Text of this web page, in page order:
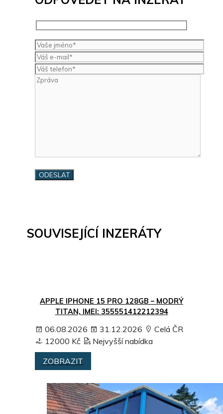
SOUVISEJÍCÍ INZERÁTY
APPLE IPHONE 15 PRO 128GB – MODRÝ
TITAN, IMEI: 355551412212394
06.08.2026 31.12.2026
Celá ČR
12000 Kč
Nejvyšší nabídka
ZOBRAZIT